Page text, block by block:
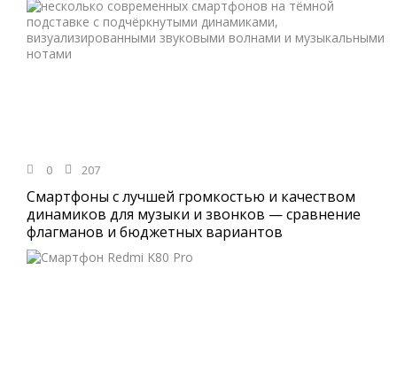
0 207
Смартфоны с лучшей громкостью и качеством
динамиков для музыки и звонков — сравнение
флагманов и бюджетных вариантов